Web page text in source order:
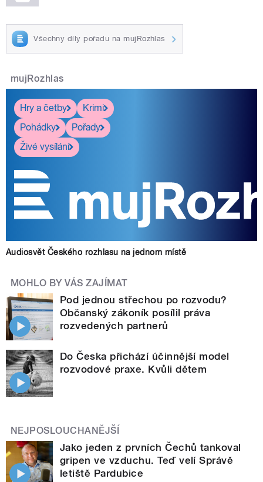
Všechny díly pořadu na mujRozhlas
mujRozhlas
Hry a četby
Krimi
Pohádky
Pořady
Živé vysílání
Audiosvět Českého rozhlasu na jednom místě
MOHLO BY VÁS ZAJÍMAT
Pod jednou střechou po rozvodu?
Občanský zákoník posílil práva
rozvedených partnerů
Do Česka přichází účinnější model
rozvodové praxe. Kvůli dětem
NEJPOSLOUCHANĚJŠÍ
Jako jeden z prvních Čechů tankoval
gripen ve vzduchu. Teď velí Správě
letiště Pardubice